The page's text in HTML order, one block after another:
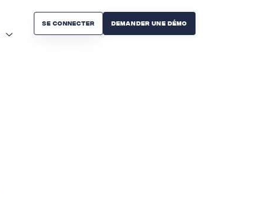
Se connecter Demander Une Démo